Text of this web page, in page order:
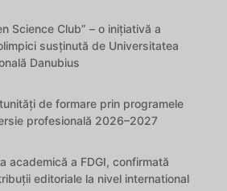
Science Club” – o inițiativă a
susținută de Universitatea
Danubius
de formare prin programele
profesională 2026–2027
academică a FDGI, confirmată
editoriale la nivel international